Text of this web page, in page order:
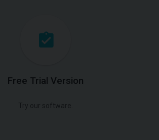
Free Trial Version
Try our software.